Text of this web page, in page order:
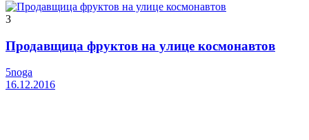
3
Продавщица фруктов на улице космонавтов
5noga
16.12.2016